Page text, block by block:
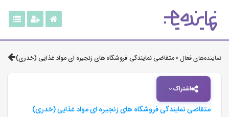
نماینده‌های فعال »متقاضی نمایندگی فروشگاه های زنجیره ای مواد غذایی (خدری)
اشتراک
متقاضی نمایندگی فروشگاه های زنجیره ای مواد غذایی (خدری)